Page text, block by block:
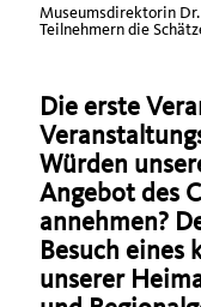
Museumsdirektorin
Teilnehmern die
Die erste
Würden
Angebot des
annehmen?
Besuch eines
unserer